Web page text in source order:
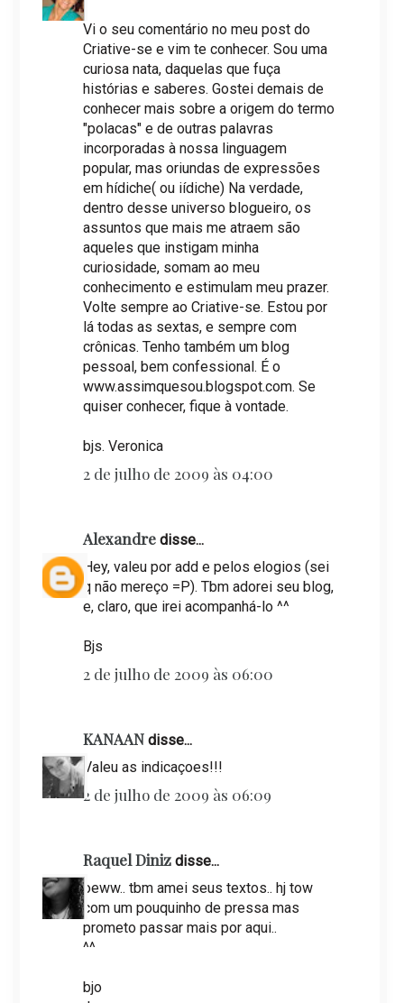
Vi o seu comentário no meu post do
Criative-se e vim te conhecer. Sou uma
curiosa nata, daquelas que fuça
histórias e saberes. Gostei demais de
conhecer mais sobre a origem do termo
"polacas" e de outras palavras
incorporadas à nossa linguagem
popular, mas oriundas de expressões
em hídiche( ou iídiche) Na verdade,
dentro desse universo blogueiro, os
assuntos que mais me atraem são
aqueles que instigam minha
curiosidade, somam ao meu
conhecimento e estimulam meu prazer.
Volte sempre ao Criative-se. Estou por
lá todas as sextas, e sempre com
crônicas. Tenho também um blog
pessoal, bem confessional. É o
www.assimquesou.blogspot.com. Se
quiser conhecer, fique à vontade.
bjs. Veronica
2 de julho de 2009 às 04:00
Alexandredisse...
Hey, valeu por add e pelos elogios (sei
q não mereço =P). Tbm adorei seu blog,
e, claro, que irei acompanhá-lo ^^
Bjs
2 de julho de 2009 às 06:00
KANAANdisse...
Valeu as indicaçoes!!!
2 de julho de 2009 às 06:09
Raquel Dinizdisse...
oeww.. tbm amei seus textos.. hj tow
com um pouquinho de pressa mas
prometo passar mais por aqui..
^^
bjo